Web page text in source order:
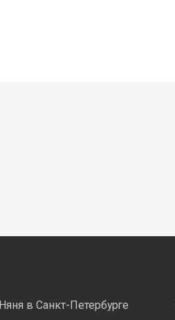
Няня в Санкт-Петербурге